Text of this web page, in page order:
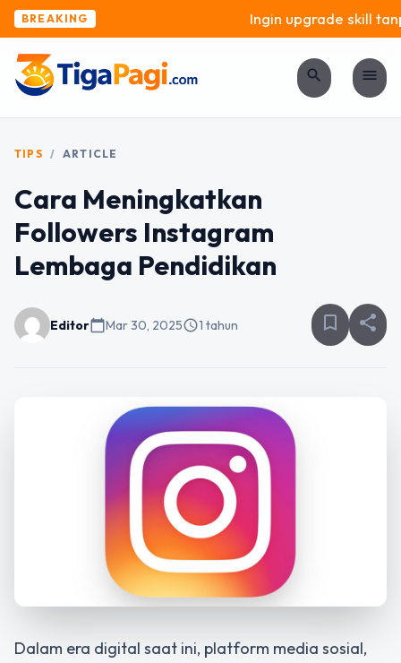
BREAKING Ingin upgrade skill
search menu
TIPS / ARTICLE
Cara Meningkatkan
Followers Instagram
Lembaga Pendidikan
Editorcalendar_todayMar 30, 2025schedule1 tahun bookmark_border share
Dalam era digital saat ini, platform media sosial,